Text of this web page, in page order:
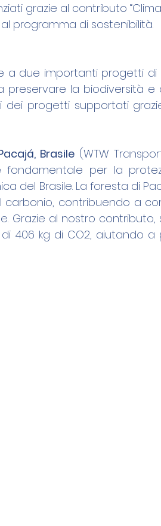
grazie al contributo
programma di sostenibilità.
a due importanti progetti di
preservare la biodiversità e
dei progetti supportati
Brasile (WTW
fondamentale per la
del Brasile. La foresta di
carbonio, contribuendo a
Grazie al nostro contributo,
406 kg di CO2, aiutando a